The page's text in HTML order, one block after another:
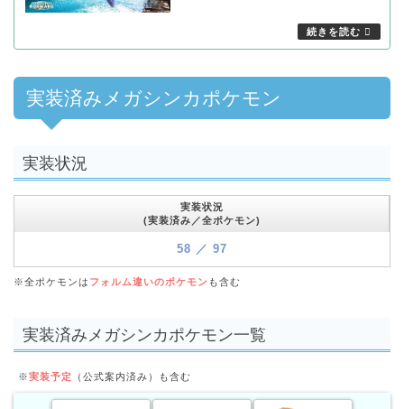
実装済みメガシンカポケモン
実装状況
実装状況
(実装済み／全ポケモン)
58 ／ 97
※全ポケモンは フォルム違いのポケモン も含む
実装済みメガシンカポケモン一覧
※実装予定 （公式案内済み）も含む